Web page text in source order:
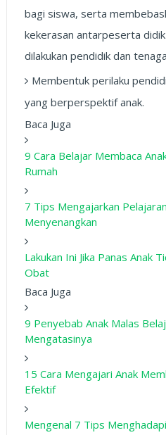
bagi siswa, serta
kekerasan antarpeserta
dilakukan pendidik dan
Membentuk perilaku
yang berperspektif anak.
Baca Juga
9 Cara Belajar Membaca
Rumah
7 Tips Mengajarkan
Menyenangkan
Lakukan Ini Jika Panas Anak
Obat
Baca Juga
9 Penyebab Anak Malas
Mengatasinya
15 Cara Mengajari Anak
Efektif
Mengenal 7 Tips